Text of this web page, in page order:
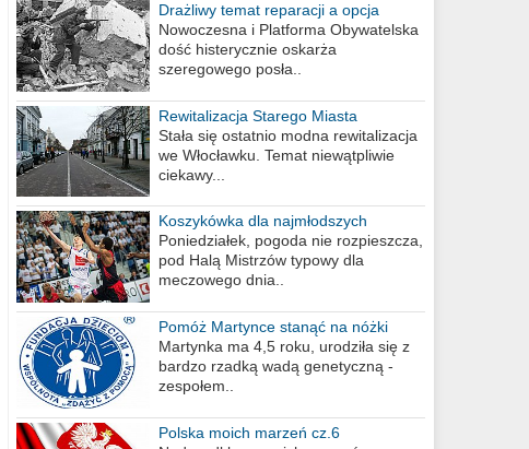
Drażliwy temat reparacji a opcja
berlińska
Nowoczesna i Platforma Obywatelska
dość histerycznie oskarża
szeregowego posła..
Rewitalizacja Starego Miasta
Stała się ostatnio modna rewitalizacja
we Włocławku. Temat niewątpliwie
ciekawy...
Koszykówka dla najmłodszych
Poniedziałek, pogoda nie rozpieszcza,
pod Halą Mistrzów typowy dla
meczowego dnia..
Pomóż Martynce stanąć na nóżki
Martynka ma 4,5 roku, urodziła się z
bardzo rzadką wadą genetyczną -
zespołem..
Polska moich marzeń cz.6